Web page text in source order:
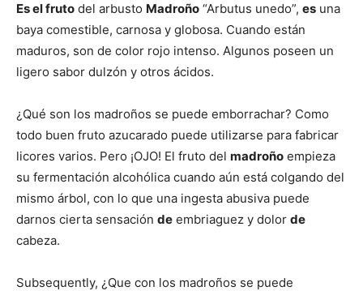
Es el fruto del arbusto Madroño “Arbutus unedo”, es una
baya comestible, carnosa y globosa. Cuando están
maduros, son de color rojo intenso. Algunos poseen un
ligero sabor dulzón y otros ácidos.
¿Qué son los madroños se puede emborrachar? Como
todo buen fruto azucarado puede utilizarse para fabricar
licores varios. Pero ¡OJO! El fruto del madroño empieza
su fermentación alcohólica cuando aún está colgando del
mismo árbol, con lo que una ingesta abusiva puede
darnos cierta sensación de embriaguez y dolor de
cabeza.
Subsequently, ¿Que con los madroños se puede